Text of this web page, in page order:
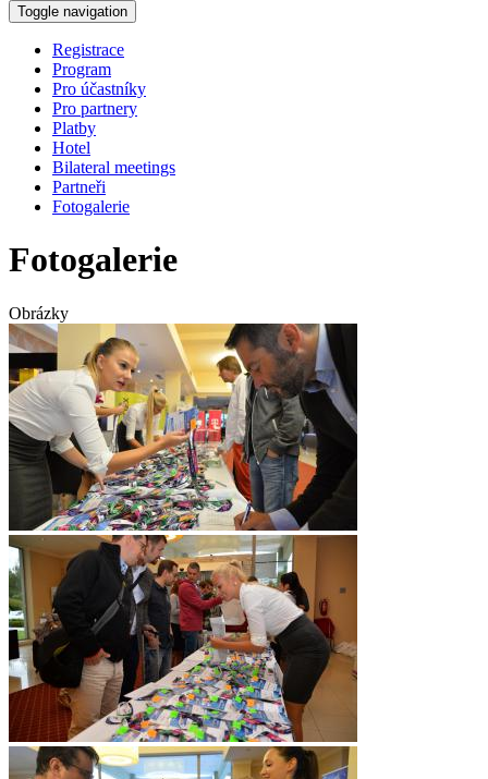
Toggle navigation
Registrace
Program
Pro účastníky
Pro partnery
Platby
Hotel
Bilateral meetings
Partneři
Fotogalerie
Fotogalerie
Obrázky